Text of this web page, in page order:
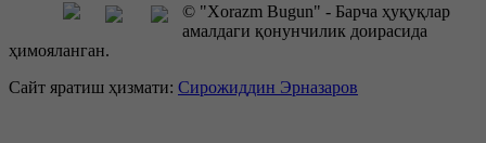
© "Xorazm Bugun" - Барча ҳуқуқлар
амалдаги қонунчилик доирасида
ҳимояланган.
Сайт яратиш ҳизмати: Сирожиддин Эрназаров